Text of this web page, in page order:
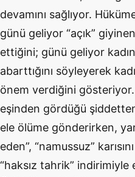
devamını sağlıyor.
günü geliyor “açık”
ettiğini; günü geliyor
abarttığını söyleyerek
önem verdiğini gösteriyor.
eşinden gördüğü
ele ölüme gönderirken,
eden”, “namussuz”
“haksız tahrik”